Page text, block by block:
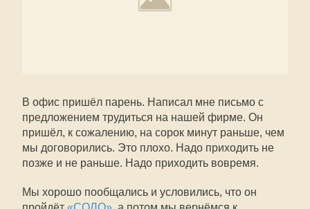
В офис пришёл парень. Написал мне письмо с
предложением трудиться на нашей фирме. Он
пришёл, к сожалению, на сорок минут раньше, чем
мы договорились. Это плохо. Надо приходить не
позже и не раньше. Надо приходить вовремя.
Мы хорошо пообщались и условились, что он